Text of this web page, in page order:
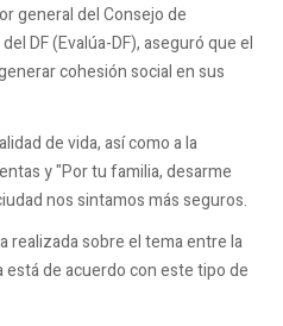
general del Consejo de
DF (Evalúa-DF), aseguró que el
cohesión social en sus
de vida, así como a la
y "Por tu familia, desarme
nos sintamos más seguros.
realizada sobre el tema entre la
de acuerdo con este tipo de